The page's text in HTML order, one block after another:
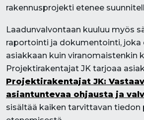
rakennusprojekti etenee
Laadunvalvontaan kuuluu myös
raportointi ja dokumentointi, joka
asiakkaan kuin viranomaistenkin
Projektirakentajat JK tarjoaa
Projektirakentajat JK:
asiantuntevaa ohjausta ja
sisältää kaiken tarvittavan tiedon